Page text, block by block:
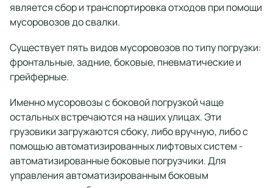
является сбор и транспортировка отходов при помощи
мусоровозов до свалки.
Существует пять видов мусоровозов по типу погрузки:
фронтальные, задние, боковые, пневматические и
грейферные.
Именно мусоровозы с боковой погрузкой чаще
остальных встречаются на наших улицах. Эти
грузовики загружаются сбоку, либо вручную, либо с
помощью автоматизированных лифтовых систем -
автоматизированные боковые погрузчики. Для
управления автоматизированным боковым